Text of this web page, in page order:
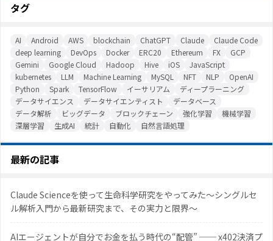
タグ
AI Android AWS blockchain ChatGPT Claude
Claude Code
deep learning
DevOps Docker ERC20 Ethereum FX
GCP
Gemini
Google Cloud Hadoop Hive iOS
JavaScript
kubernetes
LLM Machine Learning MySQL NFT NLP
OpenAI
Python
Spark TensorFlow イーサリアム
ディープラーニング
データサイエンス
データサイエンティスト
データベース
データ解析
ビッグデータ ブロックチェーン 強化学習
機械学習
深層学習
生成AI 統計 自動化 自然言語処理
最新の記事
Claude Scienceを使って生命科学研究をやってみた〜シングルセ
ル解析入門から最新研究まで、その実力と限界〜
AIエージェントが自分でお金を払う時代の“配管” ── x402決済プ